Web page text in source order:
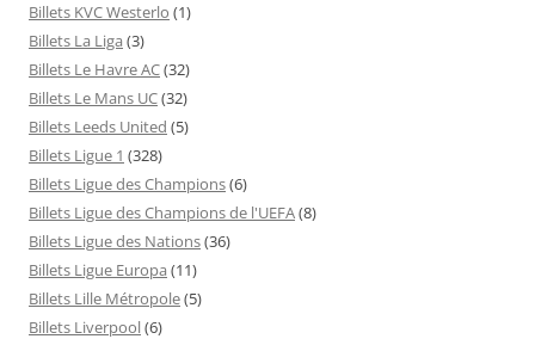
Billets KVC Westerlo (1)
Billets La Liga (3)
Billets Le Havre AC(32)
Billets Le Mans UC(32)
Billets Leeds United (5)
Billets Ligue 1 (328)
Billets Ligue des Champions(6)
Billets Ligue des Champions de l'UEFA(8)
Billets Ligue des Nations(36)
Billets Ligue Europa (11)
Billets Lille Métropole(5)
Billets Liverpool(6)